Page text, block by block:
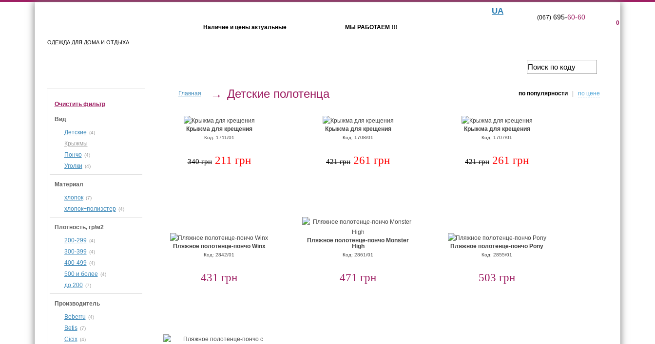
ОДЕЖДА ДЛЯ ДОМА И ОТДЫХА
Наличие и цены актуальные МЫ РАБОТАЕМ !!!
UA
0
(067)695-60-60
Очистить фильтр
Вид
Детские (4)
Крыжмы
Пончо (4)
Уголки (4)
Материал
хлопок (7)
хлопок+полиэстер (4)
Плотность, гр/м2
200-299 (4)
300-399 (4)
400-499 (4)
500 и более (4)
до 200 (7)
Производитель
Beberru (4)
Betis (7)
Cicix (4)
Главная → Детские полотенца по популярности| по цене
Крыжма для крещения
Код: 1711/01
340 грн 211 грн
Крыжма для крещения
Код: 1708/01
421 грн 261 грн
Крыжма для крещения
Код: 1707/01
421 грн 261 грн
Пляжное полотенце-пончо Winx
Код: 2842/01
431 грн
Пляжное полотенце-пончо Monster
High
Код: 2861/01
471 грн
Пляжное полотенце-пончо Pony
Код: 2855/01
503 грн